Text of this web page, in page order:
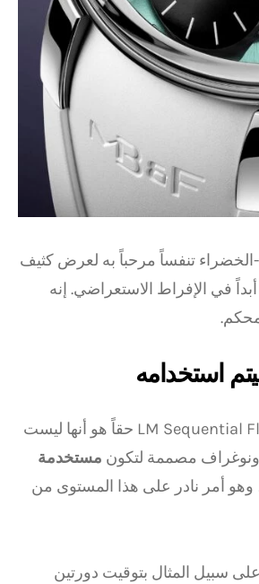
الخضراء تنفساً مرحباً به لعرض كثيف
في الإفراط الاستعراضي. إنه
استخدامه
ما يميز LM Sequential Flyback EVO حقاً هو أنها ليست
مصممة لتكون مستخدمة
وهو أمر نادر على هذا المستوى من
يسمح Twinverter على سبيل المثال بتوقيت دورتين